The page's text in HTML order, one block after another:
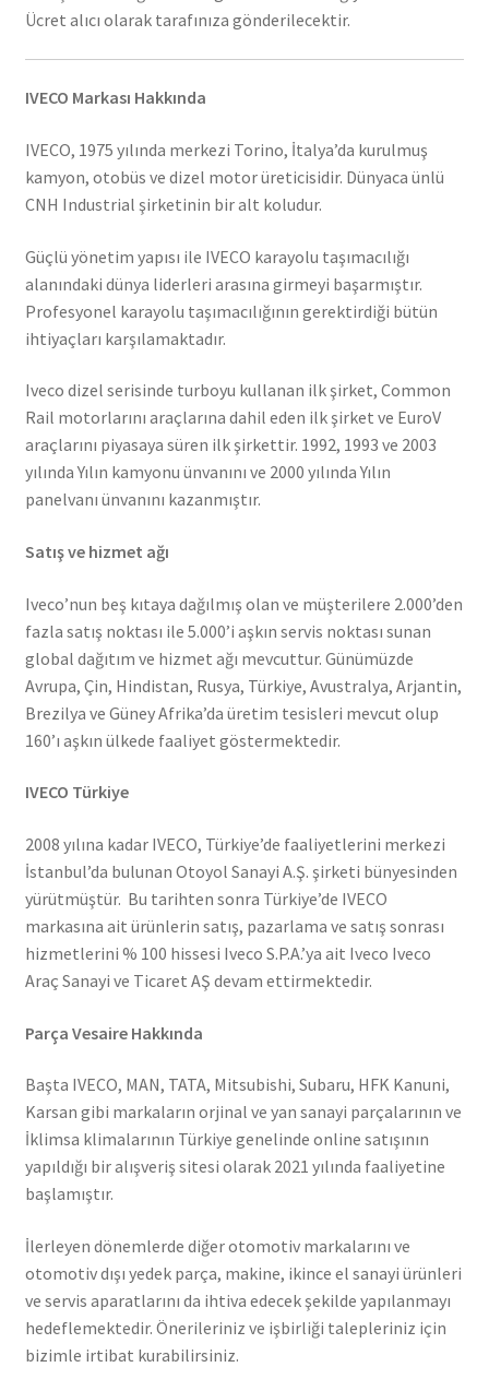
Ücret alıcı olarak tarafınıza gönderilecektir.
IVECO Markası Hakkında
IVECO, 1975 yılında merkezi Torino, İtalya’da kurulmuş
kamyon, otobüs ve dizel motor üreticisidir. Dünyaca ünlü
CNH Industrial şirketinin bir alt koludur.
Güçlü yönetim yapısı ile IVECO karayolu taşımacılığı
alanındaki dünya liderleri arasına girmeyi başarmıştır.
Profesyonel karayolu taşımacılığının gerektirdiği bütün
ihtiyaçları karşılamaktadır.
Iveco dizel serisinde turboyu kullanan ilk şirket, Common
Rail motorlarını araçlarına dahil eden ilk şirket ve EuroV
araçlarını piyasaya süren ilk şirkettir. 1992, 1993 ve 2003
yılında Yılın kamyonu ünvanını ve 2000 yılında Yılın
panelvanı ünvanını kazanmıştır.
Satış ve hizmet ağı
Iveco’nun beş kıtaya dağılmış olan ve müşterilere 2.000’den
fazla satış noktası ile 5.000’i aşkın servis noktası sunan
global dağıtım ve hizmet ağı mevcuttur. Günümüzde
Avrupa, Çin, Hindistan, Rusya, Türkiye, Avustralya, Arjantin,
Brezilya ve Güney Afrika’da üretim tesisleri mevcut olup
160’ı aşkın ülkede faaliyet göstermektedir.
IVECO Türkiye
2008 yılına kadar IVECO, Türkiye’de faaliyetlerini merkezi
İstanbul’da bulunan Otoyol Sanayi A.Ş. şirketi bünyesinden
yürütmüştür. Bu tarihten sonra Türkiye’de IVECO
markasına ait ürünlerin satış, pazarlama ve satış sonrası
hizmetlerini % 100 hissesi Iveco S.P.A.’ya ait Iveco Iveco
Araç Sanayi ve Ticaret AŞ devam ettirmektedir.
Parça Vesaire Hakkında
Başta IVECO, MAN, TATA, Mitsubishi, Subaru, HFK Kanuni,
Karsan gibi markaların orjinal ve yan sanayi parçalarının ve
İklimsa klimalarının Türkiye genelinde online satışının
yapıldığı bir alışveriş sitesi olarak 2021 yılında faaliyetine
başlamıştır.
İlerleyen dönemlerde diğer otomotiv markalarını ve
otomotiv dışı yedek parça, makine, ikince el sanayi ürünleri
ve servis aparatlarını da ihtiva edecek şekilde yapılanmayı
hedeflemektedir. Önerileriniz ve işbirliği talepleriniz için
bizimle irtibat kurabilirsiniz.